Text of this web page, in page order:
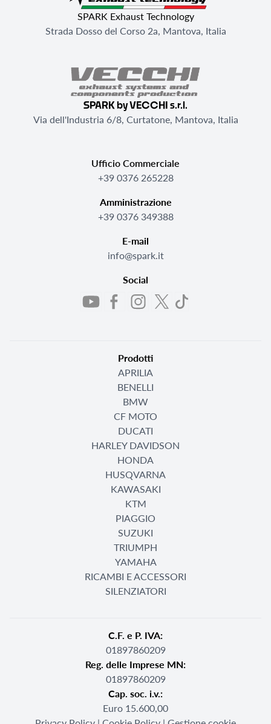
SPARK Exhaust Technology
Strada Dosso del Corso 2a, Mantova, Italia
SPARK by VECCHI s.r.l.
Via dell'Industria 6/8, Curtatone, Mantova, Italia
Ufficio Commerciale
+39 0376 265228
Amministrazione
+39 0376 349388
E-mail
info@spark.it
Social
Prodotti
APRILIA
BENELLI
BMW
CF MOTO
DUCATI
HARLEY DAVIDSON
HONDA
HUSQVARNA
KAWASAKI
KTM
PIAGGIO
SUZUKI
TRIUMPH
YAMAHA
RICAMBI E ACCESSORI
SILENZIATORI
C.F. e P. IVA:
01897860209
Reg. delle Imprese MN:
01897860209
Cap. soc. i.v.:
Euro 15.600,00